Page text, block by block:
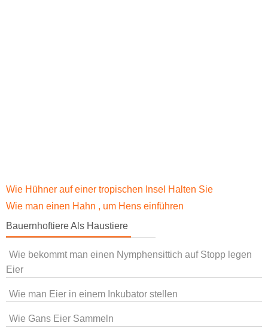
Wie Hühner auf einer tropischen Insel Halten Sie
Wie man einen Hahn , um Hens einführen
Bauernhoftiere Als Haustiere
Wie bekommt man einen Nymphensittich auf Stopp legen
Eier
Wie man Eier in einem Inkubator stellen
Wie Gans Eier Sammeln